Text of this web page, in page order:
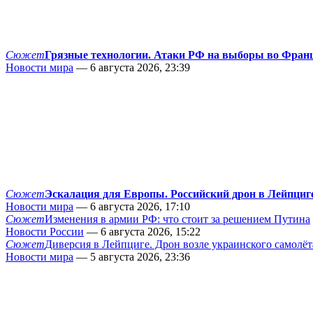
СюжетГрязные технологии. Атаки РФ на выборы во
Новости мира — 6 августа 2026, 23:39
СюжетЭскалация для Европы. Российский дрон в
Новости мира — 6 августа 2026, 17:10
СюжетИзменения в армии РФ: что стоит за решением Путина
Новости России — 6 августа 2026, 15:22
СюжетДиверсия в Лейпциге. Дрон возле украинского
Новости мира — 5 августа 2026, 23:36